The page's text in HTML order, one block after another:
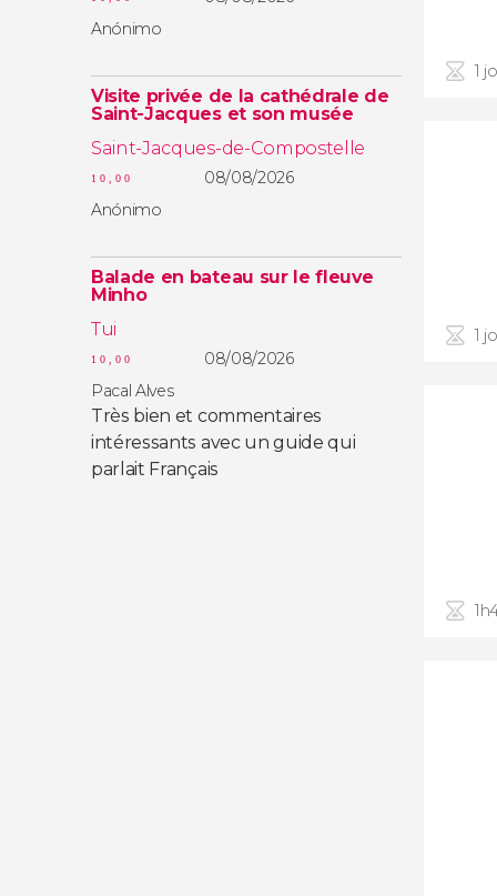
Anónimo
Visite privée de la cathédrale de
Saint-Jacques et son musée
Saint-Jacques-de-Compostelle
10,00
08/08/2026
Anónimo
Balade en bateau sur le fleuve
Minho
Tui
10,00
08/08/2026
Pacal Alves
Très bien et commentaires
intéressants avec un guide qui
parlait Français
1
1